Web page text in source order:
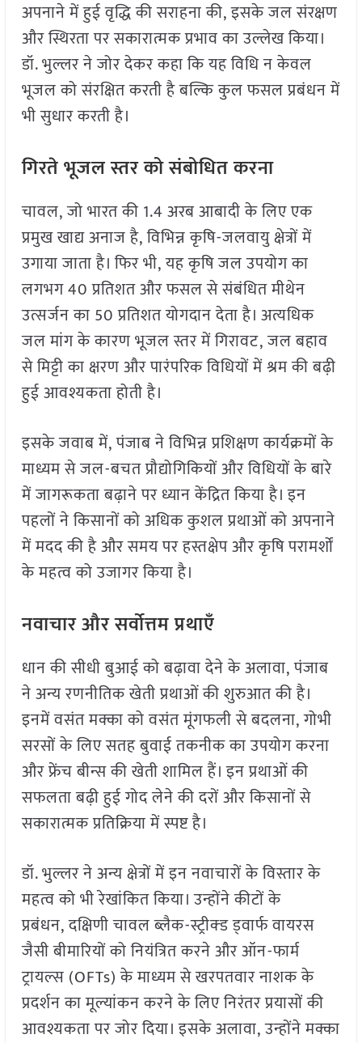
अपनाने में हुई वृद्धि की सराहना की, इसके जल संरक्षण
और स्थिरता पर सकारात्मक प्रभाव का उल्लेख किया।
डॉ. भुल्लर ने जोर देकर कहा कि यह विधि न केवल
भूजल को संरक्षित करती है बल्कि कुल फसल प्रबंधन में
भी सुधार करती है।
गिरते भूजल स्तर को संबोधित करना
चावल, जो भारत की 1.4 अरब आबादी के लिए एक
प्रमुख खाद्य अनाज है, विभिन्न कृषि-जलवायु क्षेत्रों में
उगाया जाता है। फिर भी, यह कृषि जल उपयोग का
लगभग 40 प्रतिशत और फसल से संबंधित मीथेन
उत्सर्जन का 50 प्रतिशत योगदान देता है। अत्यधिक
जल मांग के कारण भूजल स्तर में गिरावट, जल बहाव
से मिट्टी का क्षरण और पारंपरिक विधियों में श्रम की बढ़ी
हुई आवश्यकता होती है।
इसके जवाब में, पंजाब ने विभिन्न प्रशिक्षण कार्यक्रमों के
माध्यम से जल-बचत प्रौद्योगिकियों और विधियों के बारे
में जागरूकता बढ़ाने पर ध्यान केंद्रित किया है। इन
पहलों ने किसानों को अधिक कुशल प्रथाओं को अपनाने
में मदद की है और समय पर हस्तक्षेप और कृषि परामर्शों
के महत्व को उजागर किया है।
नवाचार और सर्वोत्तम प्रथाएँ
धान की सीधी बुआई को बढ़ावा देने के अलावा, पंजाब
ने अन्य रणनीतिक खेती प्रथाओं की शुरुआत की है।
इनमें वसंत मक्का को वसंत मूंगफली से बदलना, गोभी
सरसों के लिए सतह बुवाई तकनीक का उपयोग करना
और फ्रेंच बीन्स की खेती शामिल हैं। इन प्रथाओं की
सफलता बढ़ी हुई गोद लेने की दरों और किसानों से
सकारात्मक प्रतिक्रिया में स्पष्ट है।
डॉ. भुल्लर ने अन्य क्षेत्रों में इन नवाचारों के विस्तार के
महत्व को भी रेखांकित किया। उन्होंने कीटों के
प्रबंधन, दक्षिणी चावल ब्लैक-स्ट्रीक्ड ड्वार्फ वायरस
जैसी बीमारियों को नियंत्रित करने और ऑन-फार्म
ट्रायल्स (OFTs) के माध्यम से खरपतवार नाशक के
प्रदर्शन का मूल्यांकन करने के लिए निरंतर प्रयासों की
आवश्यकता पर जोर दिया। इसके अलावा, उन्होंने मक्का